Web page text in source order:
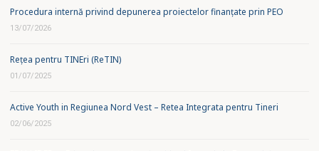
Procedura internă privind depunerea proiectelor finanțate prin PEO
13/07/2026
Rețea pentru TINEri (ReTIN)
01/07/2025
Active Youth in Regiunea Nord Vest – Retea Integrata pentru Tineri
02/06/2025